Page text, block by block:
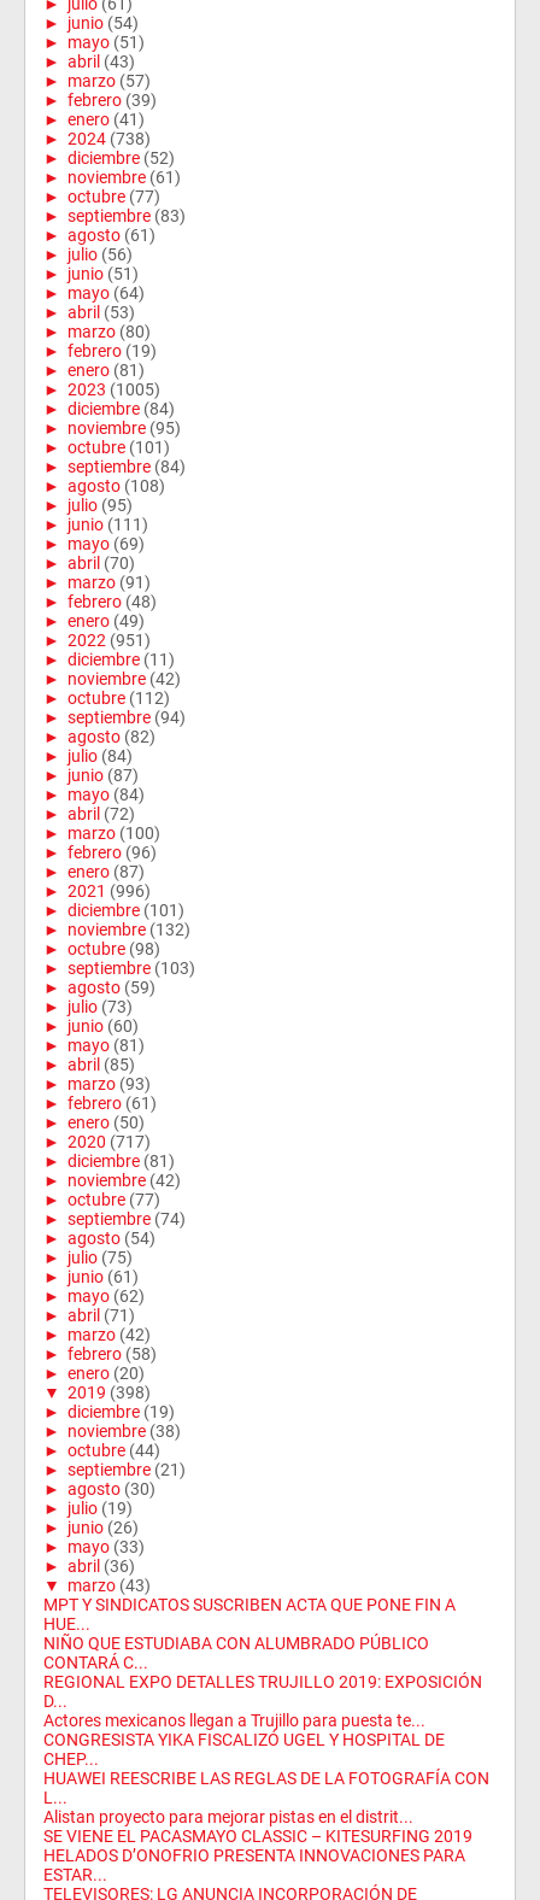
► junio (54)
► mayo (51)
► abril (43)
► marzo (57)
► febrero (39)
► enero (41)
► 2024 (738)
► diciembre (52)
► noviembre (61)
► octubre (77)
► septiembre (83)
► agosto (61)
► julio (56)
► junio (51)
► mayo (64)
► abril (53)
► marzo (80)
► febrero (19)
► enero (81)
► 2023 (1005)
► diciembre (84)
► noviembre (95)
► octubre (101)
► septiembre (84)
► agosto (108)
► julio (95)
► junio (111)
► mayo (69)
► abril (70)
► marzo (91)
► febrero (48)
► enero (49)
► 2022 (951)
► diciembre (11)
► noviembre (42)
► octubre (112)
► septiembre (94)
► agosto (82)
► julio (84)
► junio (87)
► mayo (84)
► abril (72)
► marzo (100)
► febrero (96)
► enero (87)
► 2021 (996)
► diciembre (101)
► noviembre (132)
► octubre (98)
► septiembre (103)
► agosto (59)
► julio (73)
► junio (60)
► mayo (81)
► abril (85)
► marzo (93)
► febrero (61)
► enero (50)
► 2020 (717)
► diciembre (81)
► noviembre (42)
► octubre (77)
► septiembre (74)
► agosto (54)
► julio (75)
► junio (61)
► mayo (62)
► abril (71)
► marzo (42)
► febrero (58)
► enero (20)
▼ 2019 (398)
► diciembre (19)
► noviembre (38)
► octubre (44)
► septiembre (21)
► agosto (30)
► julio (19)
► junio (26)
► mayo (33)
► abril (36)
▼
marzo (43)
MPT Y SINDICATOS SUSCRIBEN ACTA QUE PONE FIN A
HUE...
NIÑO QUE ESTUDIABA CON ALUMBRADO PÚBLICO
CONTARÁ C...
REGIONAL EXPO DETALLES TRUJILLO 2019: EXPOSICIÓN
D...
Actores mexicanos llegan a Trujillo para puesta te...
CONGRESISTA YIKA FISCALIZÓ UGEL Y HOSPITAL DE
CHEP...
HUAWEI REESCRIBE LAS REGLAS DE LA FOTOGRAFÍA CON
L...
Alistan proyecto para mejorar pistas en el distrit...
SE VIENE EL PACASMAYO CLASSIC – KITESURFING 2019
HELADOS D’ONOFRIO PRESENTA INNOVACIONES PARA
ESTAR...
TELEVISORES: LG ANUNCIA INCORPORACIÓN DE